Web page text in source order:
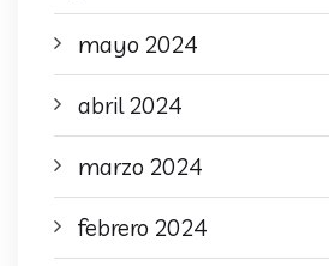
mayo 2024
abril 2024
marzo 2024
febrero 2024